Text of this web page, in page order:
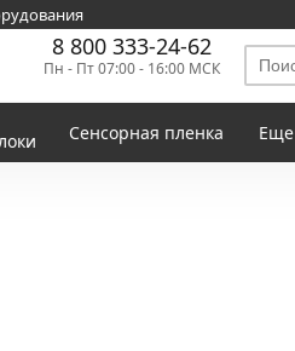
8 800 333-24-62
Пн - Пт 07:00 - 16:00 МСК
Сенсорная пленка Еще